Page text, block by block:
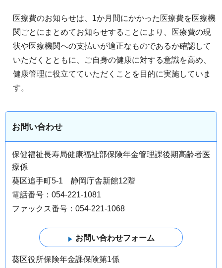
医療費のお知らせは、1か月間にかかった医療費を医療機
関ごとにまとめてお知らせすることにより、医療費の現
状や医療機関への支払いが適正なものであるか確認して
いただくとともに、ご自身の健康に対する意識を高め、
健康管理に役立てていただくことを目的に実施していま
す。
お問い合わせ
保健福祉長寿局健康福祉部保険年金管理課後期高齢者医
療係
葵区追手町5-1 静岡庁舎新館12階
電話番号：054-221-1081
ファックス番号：054-221-1068
葵区役所保険年金課保険第1係